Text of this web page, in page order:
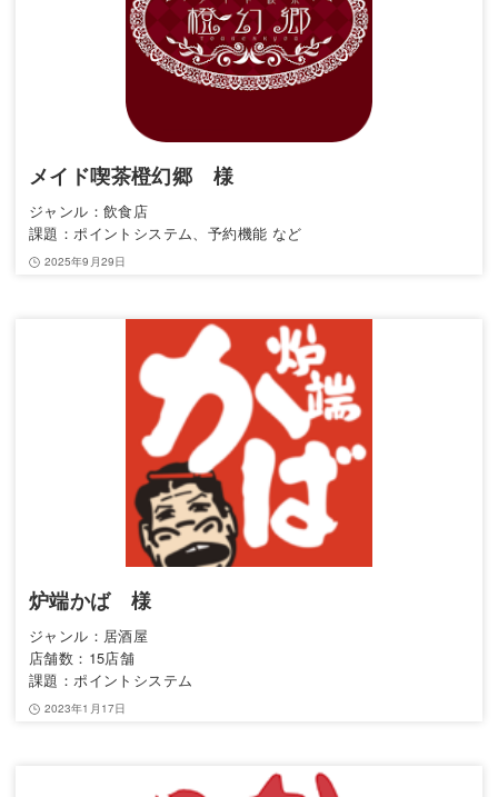
メイド喫茶橙幻郷 様
ジャンル：飲食店
課題：ポイントシステム、予約機能 など
2025年9月29日
炉端かば 様
ジャンル：居酒屋
店舗数：15店舗
課題：ポイントシステム
2023年1月17日